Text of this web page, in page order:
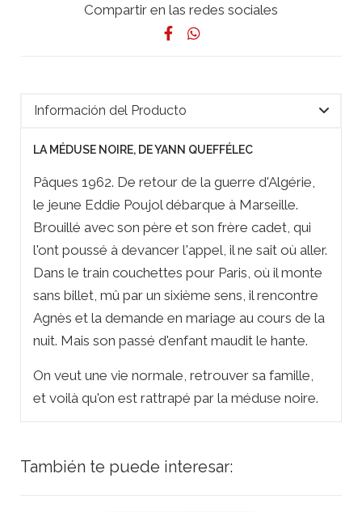
Compartir en las redes sociales
Información del Producto
LA MÉDUSE NOIRE, DE YANN QUEFFÉLEC
Pâques 1962. De retour de la guerre d'Algérie,
le jeune Eddie Poujol débarque à Marseille.
Brouillé avec son père et son frère cadet, qui
l'ont poussé à devancer l'appel, il ne sait où aller.
Dans le train couchettes pour Paris, où il monte
sans billet, mû par un sixième sens, il rencontre
Agnès et la demande en mariage au cours de la
nuit. Mais son passé d'enfant maudit le hante.
On veut une vie normale, retrouver sa famille,
et voilà qu'on est rattrapé par la méduse noire.
También te puede interesar: